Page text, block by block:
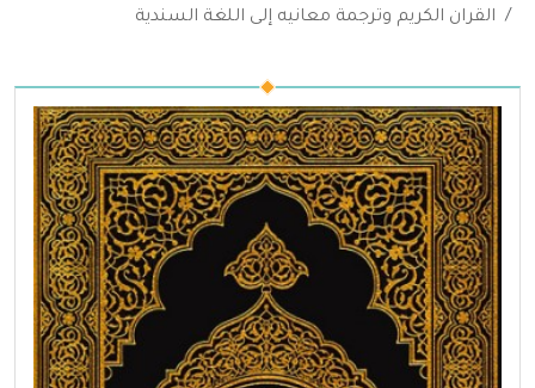
القران الكريم وترجمة معانيه إلى اللغة السندية